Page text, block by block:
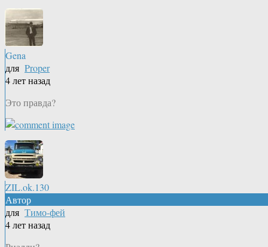
Gena
для Proper
4 лет назад
Это правда?
ZIL.ok.130
Автор
для Тимо-фей
4 лет назад